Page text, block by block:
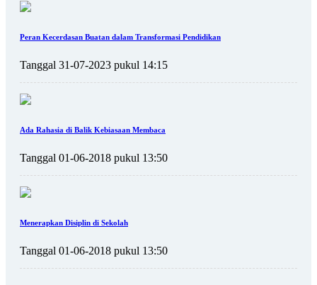
Peran Kecerdasan Buatan dalam Transformasi Pendidikan
Tanggal 31-07-2023 pukul 14:15
Ada Rahasia di Balik Kebiasaan Membaca
Tanggal 01-06-2018 pukul 13:50
Menerapkan Disiplin di Sekolah
Tanggal 01-06-2018 pukul 13:50